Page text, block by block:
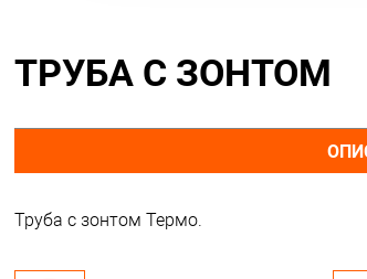
ТРУБА С ЗОНТОМ
Труба с зонтом Термо.